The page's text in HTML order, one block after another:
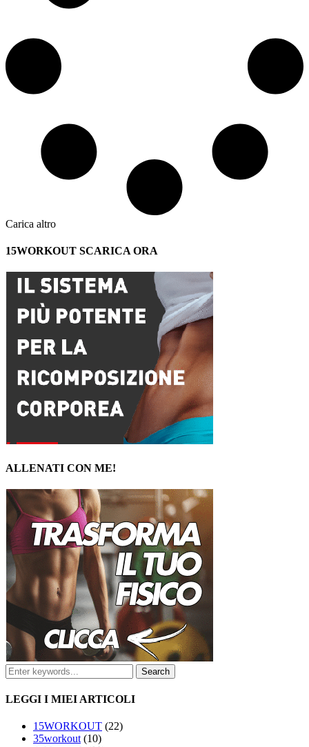
Carica altro
15WORKOUT SCARICA ORA
ALLENATI CON ME!
LEGGI I MIEI ARTICOLI
15WORKOUT (22)
35workout(10)